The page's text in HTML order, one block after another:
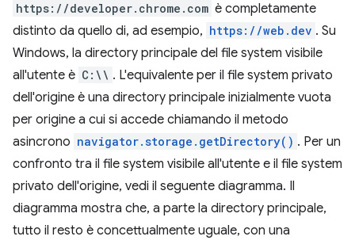
https://developer.chrome.com è completamente
distinto da quello di, ad esempio, https://web.dev . Su
Windows, la directory principale del file system visibile
all'utente è C:\\ . L'equivalente per il file system privato
dell'origine è una directory principale inizialmente vuota
per origine a cui si accede chiamando il metodo
asincrono navigator.storage.getDirectory() . Per un
confronto tra il file system visibile all'utente e il file system
privato dell'origine, vedi il seguente diagramma. Il
diagramma mostra che, a parte la directory principale,
tutto il resto è concettualmente uguale, con una